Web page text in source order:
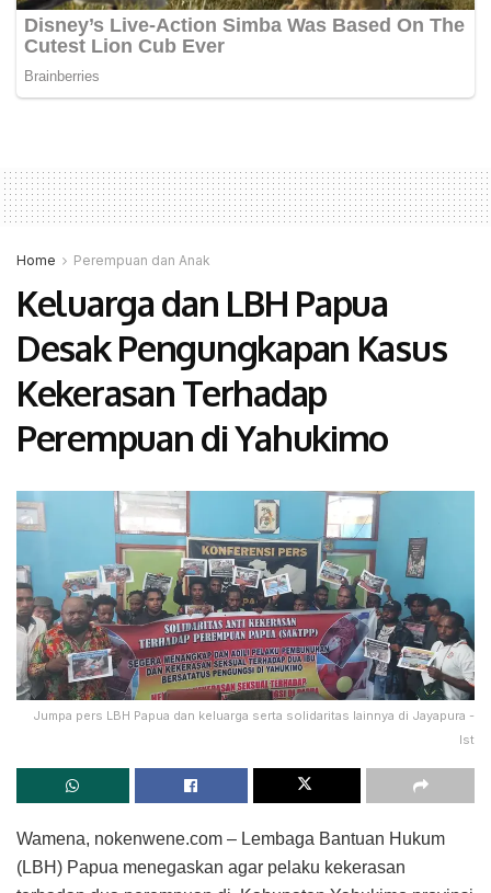
Home Perempuan dan Anak
Keluarga dan LBH Papua
Desak Pengungkapan Kasus
Kekerasan Terhadap
Perempuan di Yahukimo
Jumpa pers LBH Papua dan keluarga serta solidaritas lainnya di Jayapura -
Ist
Wamena, nokenwene.com – Lembaga Bantuan Hukum
(LBH) Papua menegaskan agar pelaku kekerasan